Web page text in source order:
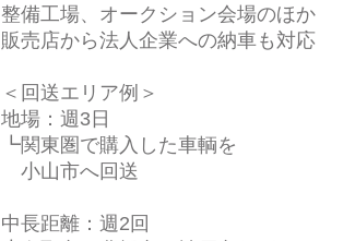
整備工場、オークション会場のほか
販売店から法人企業への納車も対応
＜回送エリア例＞
地場：週3日
┗関東圏で購入した車輌を
小山市へ回送
中長距離：週2回